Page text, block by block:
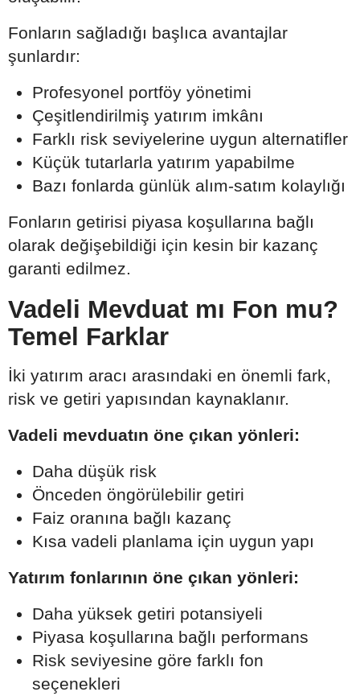
Fonların sağladığı başlıca avantajlar
şunlardır:
Profesyonel portföy yönetimi
Çeşitlendirilmiş yatırım imkânı
Farklı risk seviyelerine uygun alternatifler
Küçük tutarlarla yatırım yapabilme
Bazı fonlarda günlük alım-satım kolaylığı
Fonların getirisi piyasa koşullarına bağlı
olarak değişebildiği için kesin bir kazanç
garanti edilmez.
Vadeli Mevduat mı Fon mu?
Temel Farklar
İki yatırım aracı arasındaki en önemli fark,
risk ve getiri yapısından kaynaklanır.
Vadeli mevduatın öne çıkan yönleri:
Daha düşük risk
Önceden öngörülebilir getiri
Faiz oranına bağlı kazanç
Kısa vadeli planlama için uygun yapı
Yatırım fonlarının öne çıkan yönleri:
Daha yüksek getiri potansiyeli
Piyasa koşullarına bağlı performans
Risk seviyesine göre farklı fon
seçenekleri